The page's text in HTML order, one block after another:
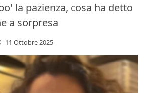
la pazienza, cosa ha detto
a sorpresa
11 Ottobre 2025